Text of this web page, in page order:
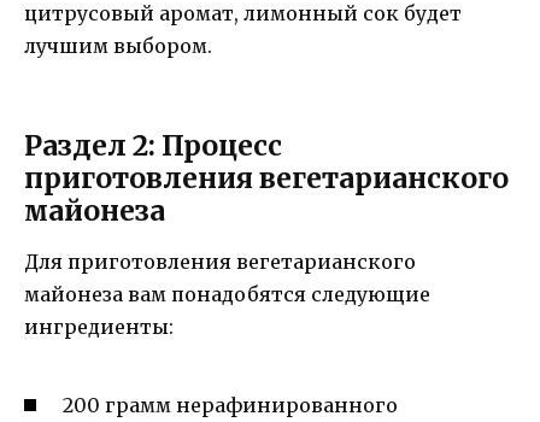
цитрусовый аромат, лимонный сок будет
лучшим выбором.
Раздел 2: Процесс
приготовления вегетарианского
майонеза
Для приготовления вегетарианского
майонеза вам понадобятся следующие
ингредиенты:
200 грамм нерафинированного